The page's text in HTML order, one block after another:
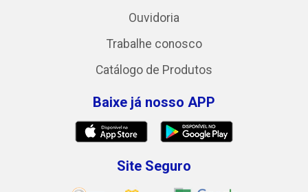
Ouvidoria
Trabalhe conosco
Catálogo de Produtos
Baixe já nosso APP
Site Seguro